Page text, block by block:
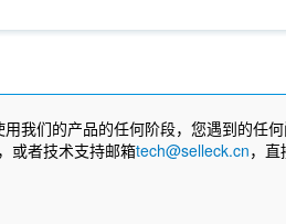
MCM5 Antibody (Rabbit mAb)
[B10D23]
Estrogen Related
我们的产品的任何阶段，您遇到的任
或者技术支持邮箱tech@selleck.cn，